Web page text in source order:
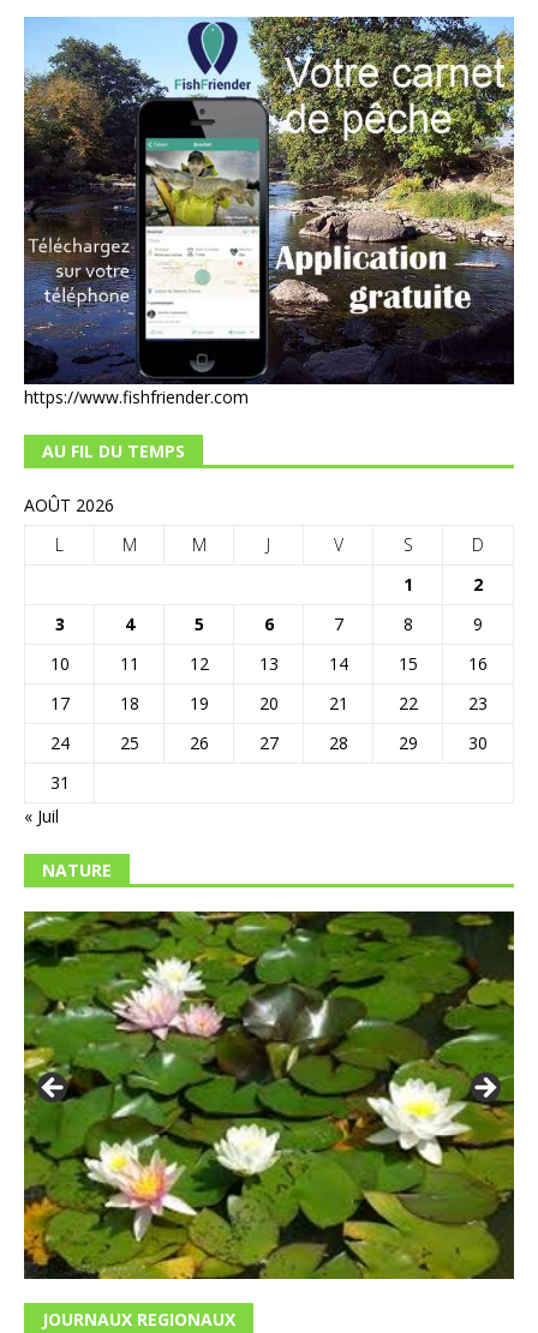
https://www.fishfriender.com
AU FIL DU TEMPS
AOÛT 2026
L
M M J V S
D
1
2
3
4 5 6 7 8
9
10
11 12 13 14 15
16
17
18 19 20 21 22
23
24
25 26 27 28 29
30
31
« Juil
NATURE
JOURNAUX REGIONAUX